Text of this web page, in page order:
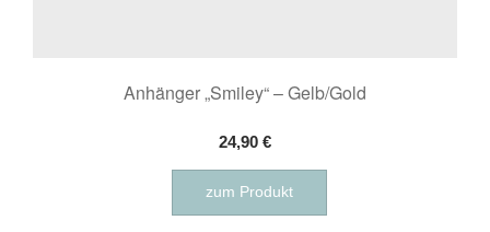
Anhänger „Smiley“ – Gelb/Gold
24,90 €
zum Produkt